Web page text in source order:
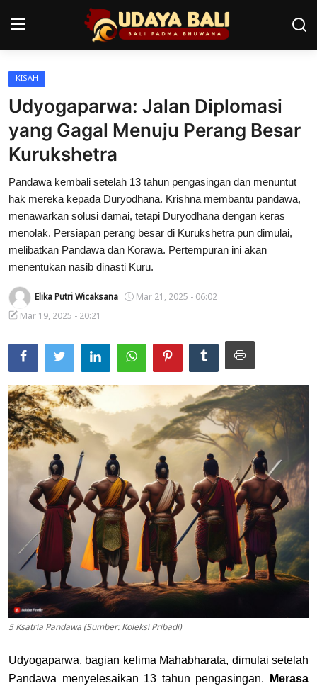
Home
Desa Adat
Tradisi
Kearifan lokal
Alam Bali
Kisah
Indonesia
KISAH
Udyogaparwa: Jalan Diplomasi
yang Gagal Menuju Perang Besar
Kurukshetra
Pandawa kembali setelah 13 tahun pengasingan dan menuntut
hak mereka kepada Duryodhana. Krishna membantu pandawa,
menawarkan solusi damai, tetapi Duryodhana dengan keras
menolak. Persiapan perang besar di Kurukshetra pun dimulai,
melibatkan Pandawa dan Korawa. Pertempuran ini akan
menentukan nasib dinasti Kuru.
Elika Putri Wicaksana
Mar 21, 2025 - 06:02
Mar 19, 2025 - 20:21
5 Ksatria Pandawa (Sumber: Koleksi Pribadi)
Udyogaparwa, bagian kelima Mahabharata, dimulai setelah
Pandawa menyelesaikan 13 tahun pengasingan.
Merasa